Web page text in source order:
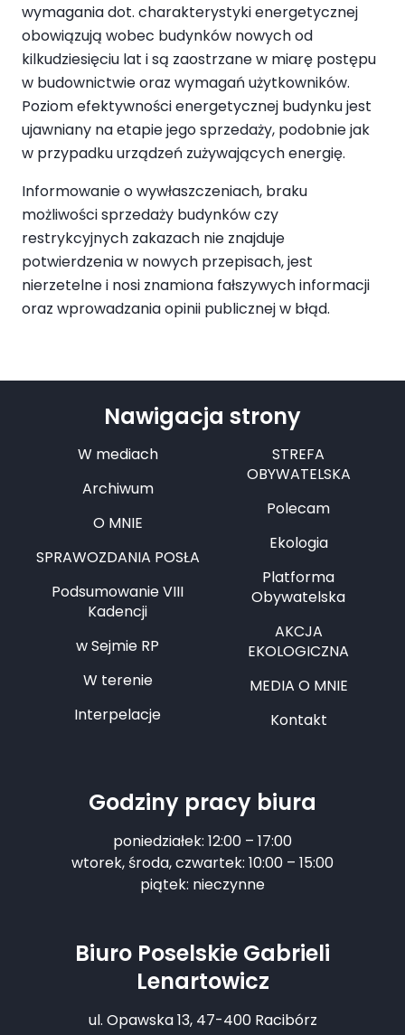
wymagania dot. charakterystyki energetycznej
obowiązują wobec budynków nowych od
kilkudziesięciu lat i są zaostrzane w miarę postępu
w budownictwie oraz wymagań użytkowników.
Poziom efektywności energetycznej budynku jest
ujawniany na etapie jego sprzedaży, podobnie jak
w przypadku urządzeń zużywających energię.
Informowanie o wywłaszczeniach, braku
możliwości sprzedaży budynków czy
restrykcyjnych zakazach nie znajduje
potwierdzenia w nowych przepisach, jest
nierzetelne i nosi znamiona fałszywych informacji
oraz wprowadzania opinii publicznej w błąd.
Nawigacja strony
W mediach
Archiwum
O MNIE
SPRAWOZDANIA POSŁA
Podsumowanie VIII
Kadencji
w Sejmie RP
W terenie
Interpelacje
STREFA
OBYWATELSKA
Polecam
Ekologia
Platforma
Obywatelska
AKCJA
EKOLOGICZNA
MEDIA O MNIE
Kontakt
Godziny pracy biura
poniedziałek: 12:00 – 17:00
wtorek, środa, czwartek: 10:00 – 15:00
piątek: nieczynne
Biuro Poselskie Gabrieli
Lenartowicz
ul. Opawska 13, 47-400 Racibórz